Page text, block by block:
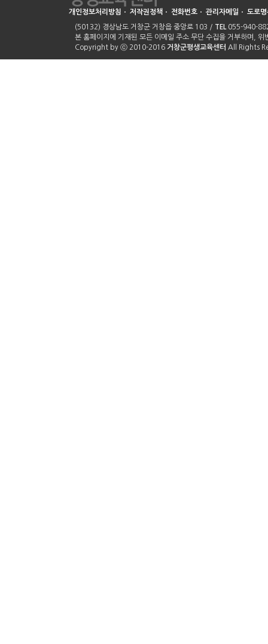
개인정보처리방침 ㆍ 저작권정책 ㆍ 전화번호 ㆍ 관리자메일 ㆍ 도로명
(50132) 경상남도 거창군 거창읍 중앙로 103 / TEL 055-940-
본 홈페이지에 기재된 모든 이메일 주소 무단 수집을 거부하며,
Copyright by ⓒ 2010-2016 거창군평생교육센터 All Rights